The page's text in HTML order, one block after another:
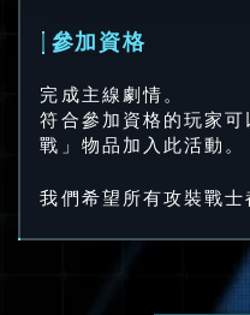
參加資格
完成主線劇情。
符合參加資格的玩家
戰」物品加入此活動。
我們希望所有攻裝戰士